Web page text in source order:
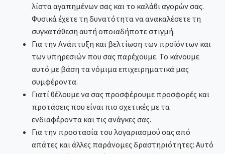
λίστα αγαπημένων σας και το καλάθι αγορών σας.
Φυσικά έχετε τη δυνατότητα να ανακαλέσετε τη
συγκατάθεση αυτή οποιαδήποτε στιγμή.
Για την Ανάπτυξη και βελτίωση των προϊόντων και
των υπηρεσιών που σας παρέχουμε. Το κάνουμε
αυτό με βάση τα νόμιμα επιχειρηματικά μας
συμφέροντα.
Γιατί θέλουμε να σας προσφέρουμε προσφορές και
προτάσεις που είναι πιο σχετικές με τα
ενδιαφέροντα και τις ανάγκες σας.
Για την προστασία του λογαριασμού σας από
απάτες και άλλες παράνομες δραστηριότητες: Αυτό